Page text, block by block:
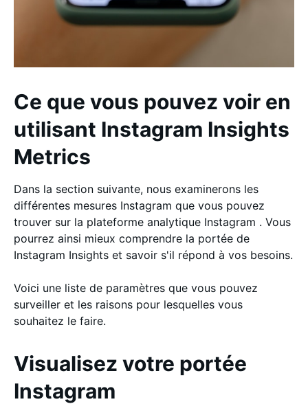
Ce que vous pouvez voir en
utilisant Instagram Insights
Metrics
Dans la section suivante, nous examinerons les
différentes mesures Instagram que vous pouvez
trouver sur la plateforme analytique Instagram . Vous
pourrez ainsi mieux comprendre la portée de
Instagram Insights et savoir s'il répond à vos besoins.
Voici une liste de paramètres que vous pouvez
surveiller et les raisons pour lesquelles vous
souhaitez le faire.
Visualisez votre portée
Instagram